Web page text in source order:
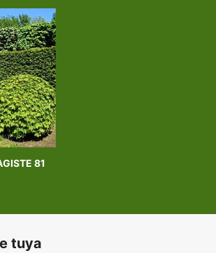
81
tuya